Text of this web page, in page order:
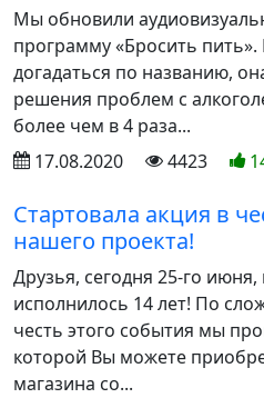
Мы обновили
программу «Бросить пить».
догадаться по названию,
решения проблем с
более чем в 4 раза...
17.08.2020
4423
Стартовала акция в
нашего проекта!
Друзья, сегодня 25-го
исполнилось 14 лет! По
честь этого события мы
которой Вы можете
магазина со...